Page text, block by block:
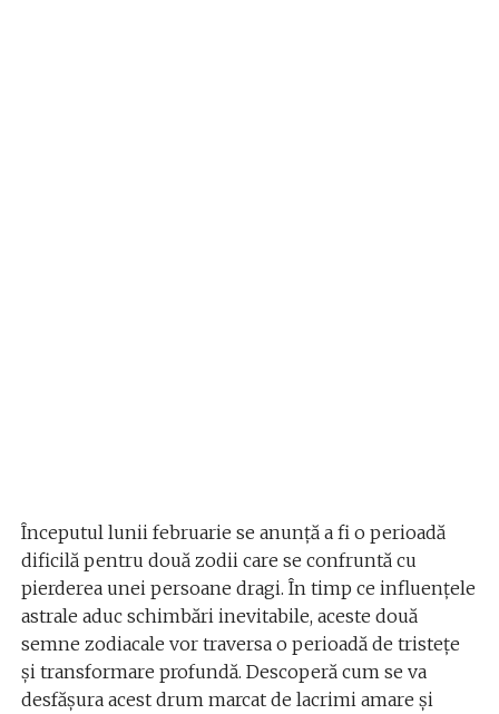
Începutul lunii februarie se anunță a fi o perioadă
dificilă pentru două zodii care se confruntă cu
pierderea unei persoane dragi. În timp ce influențele
astrale aduc schimbări inevitabile, aceste două
semne zodiacale vor traversa o perioadă de tristețe
și transformare profundă. Descoperă cum se va
desfășura acest drum marcat de lacrimi amare și